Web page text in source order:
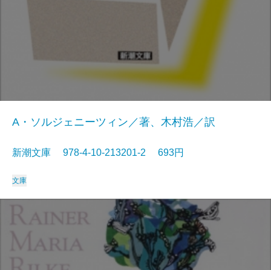
A・ソルジェニーツィン／著、木村浩／訳
新潮文庫 978-4-10-213201-2 693円
文庫